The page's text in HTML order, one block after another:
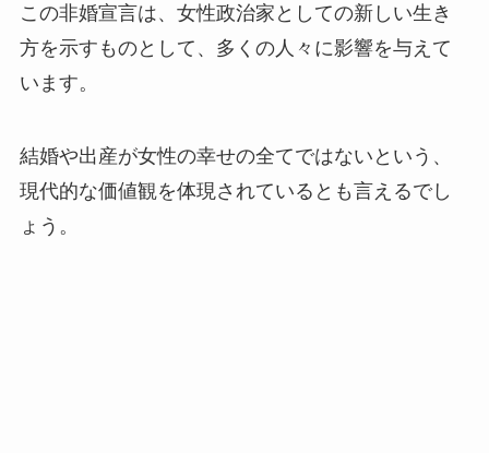
この非婚宣言は、女性政治家としての新しい生き
方を示すものとして、多くの人々に影響を与えて
います。
結婚や出産が女性の幸せの全てではないという、
現代的な価値観を体現されているとも言えるでし
ょう。